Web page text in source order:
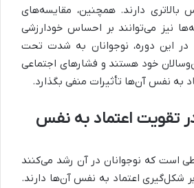
بالاتری دارند. همچنین، مقایسه‌های
نیز می‌توانند بر احساس خودارزشی
در این دوره، نوجوانان به شدت تحت
خود هستند و فشارهای اجتماعی
به نفس آن‌ها تأثیرات منفی بگذارد.
تقویت اعتماد به نفس
است که نوجوانان در آن رشد می‌کنند
بر شکل‌گیری اعتماد به نفس آن‌ها دارند.